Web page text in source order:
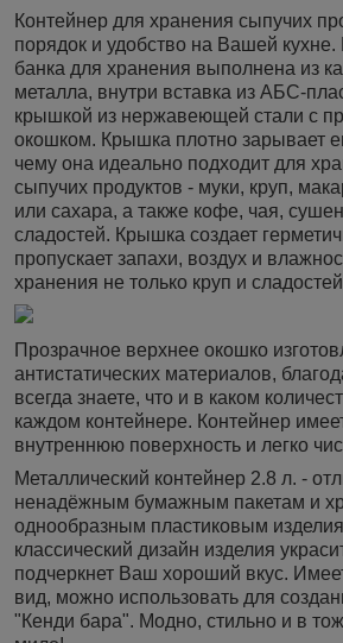
Контейнер для хранения сыпучих
порядок и удобство на Вашей кухне.
банка для хранения выполнена из
металла, внутри вставка из АБС-
крышкой из нержавеющей стали с
окошком. Крышка плотно зарывает
чему она идеально подходит для
сыпучих продуктов - муки, круп,
или сахара, а также кофе, чая,
сладостей. Крышка создает
пропускает запахи, воздух и
хранения не только круп и
Прозрачное верхнее окошко
антистатических материалов,
всегда знаете, что и в каком
каждом контейнере. Контейнер
внутреннюю поверхность и легко
Металлический контейнер 2.8 л. -
ненадёжным бумажным пакетам и
однообразным пластиковым
классический дизайн изделия
подчеркнет Ваш хороший вкус.
вид, можно использовать для
"Кенди бара". Модно, стильно и в